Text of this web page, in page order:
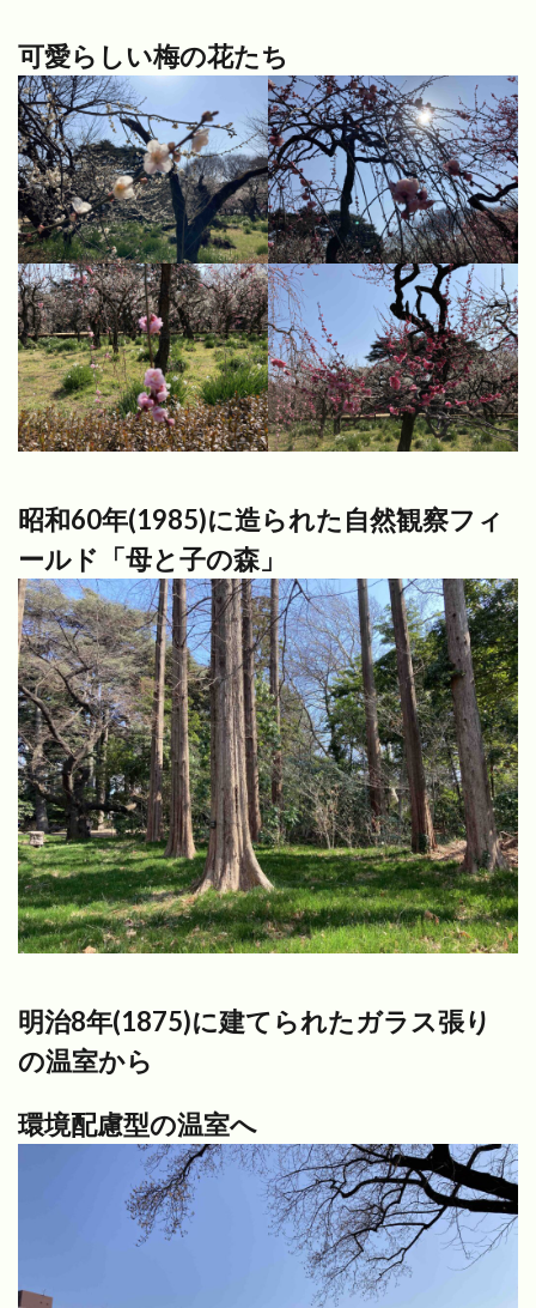
可愛らしい梅の花たち
昭和60年(1985)に造られた自然観察フィ
ールド「母と子の森」
明治8年(1875)に建てられたガラス張り
の温室から
環境配慮型の温室へ